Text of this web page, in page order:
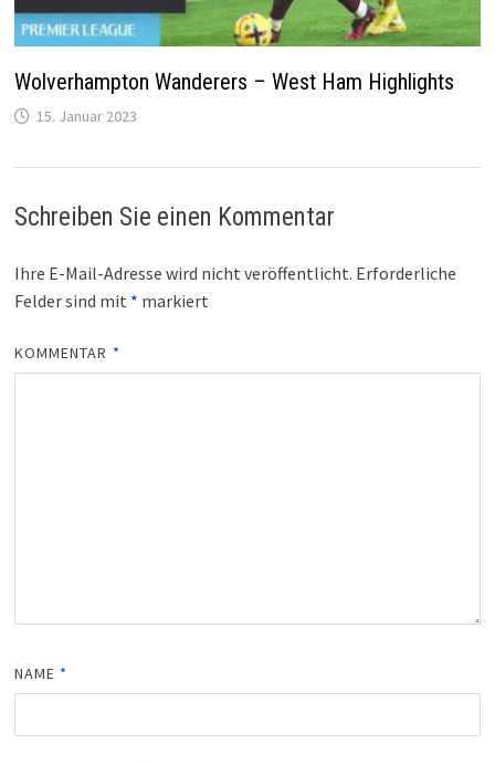
Wolverhampton Wanderers – West Ham Highlights
15. Januar 2023
Schreiben Sie einen Kommentar
Ihre E-Mail-Adresse wird nicht veröffentlicht. Erforderliche
Felder sind mit * markiert
KOMMENTAR *
NAME *